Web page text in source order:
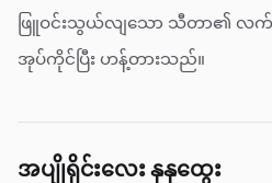
ဖြူဝင်းသွယ်လျသော သီတာ၏ လ
အုပ်ကိုင်ပြီး ဟန့်တားသည်။
အပျိုရိုင်းလေး နုနုထွေး